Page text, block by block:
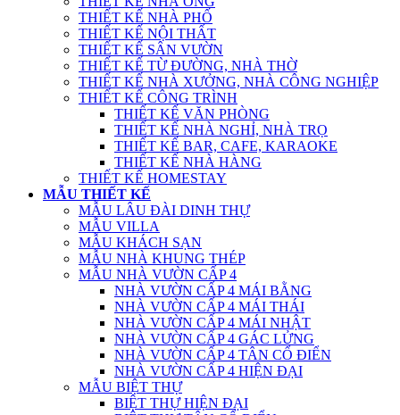
THIẾT KẾ NHÀ PHỐ
THIẾT KẾ NỘI THẤT
THIẾT KẾ SÂN VƯỜN
THIẾT KẾ TỪ ĐƯỜNG, NHÀ THỜ
THIẾT KẾ NHÀ XƯỞNG, NHÀ CÔNG NGHIỆP
THIẾT KẾ CÔNG TRÌNH
THIẾT KẾ VĂN PHÒNG
THIẾT KẾ NHÀ NGHỈ, NHÀ TRỌ
THIẾT KẾ BAR, CAFE, KARAOKE
THIẾT KẾ NHÀ HÀNG
THIẾT KẾ HOMESTAY
MẪU THIẾT KẾ
MẪU LÂU ĐÀI DINH THỰ
MẪU VILLA
MẪU KHÁCH SẠN
MẪU NHÀ KHUNG THÉP
MẪU NHÀ VƯỜN CẤP 4
NHÀ VƯỜN CẤP 4 MÁI BẰNG
NHÀ VƯỜN CẤP 4 MÁI THÁI
NHÀ VƯỜN CẤP 4 MÁI NHẬT
NHÀ VƯỜN CẤP 4 GÁC LỬNG
NHÀ VƯỜN CẤP 4 TÂN CỔ ĐIỂN
NHÀ VƯỜN CẤP 4 HIỆN ĐẠI
MẪU BIỆT THỰ
BIỆT THỰ HIỆN ĐẠI